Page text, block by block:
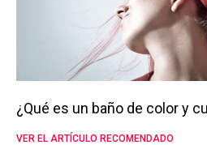
¿Qué es un baño de color y
VER EL ARTÍCULO RECOMENDADO